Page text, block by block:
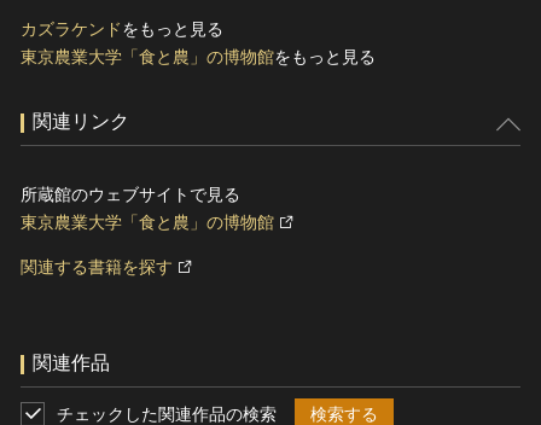
カズラケンド をもっと見る
東京農業大学「食と農」の博物館をもっと見る
関連リンク
所蔵館のウェブサイトで見る
東京農業大学「食と農」の博物館
関連する書籍を探す
関連作品
チェックした関連作品の検索 検索する